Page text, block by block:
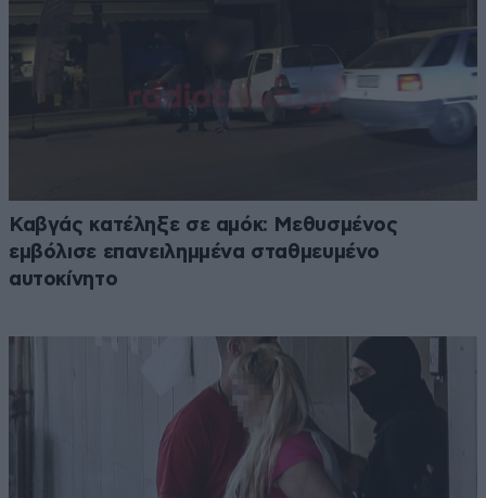
Καβγάς κατέληξε σε αμόκ: Μεθυσμένος
εμβόλισε επανειλημμένα σταθμευμένο
αυτοκίνητο